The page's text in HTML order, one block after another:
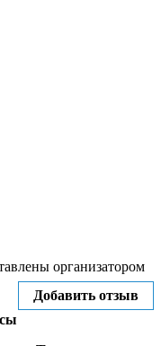
организатором
Добавить отзыв